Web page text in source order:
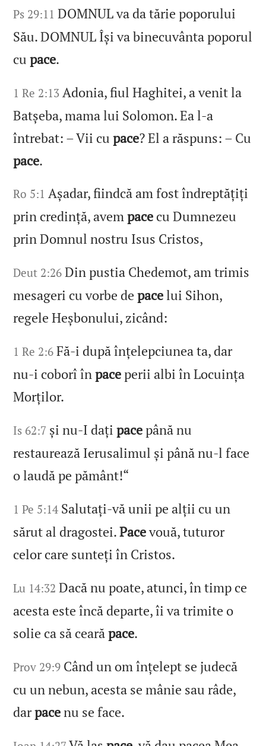
Ps 29:11 DOMNUL va da tărie poporului
Său. DOMNUL Își va binecuvânta poporul
cupace.
1 Re 2:13 Adonia, fiul Haghitei, a venit la
Batșeba, mama lui Solomon. Ea l‑a
întrebat: – Vii cupace? El a răspuns: – Cu
pace.
Ro 5:1 Așadar, fiindcă am fost îndreptățiți
prin credință, avempace cu Dumnezeu
prin Domnul nostru Isus Cristos,
Deut 2:26 Din pustia Chedemot, am trimis
mesageri cu vorbe depacelui Sihon,
regele Heșbonului, zicând:
1 Re 2:6 Fă‑i după înțelepciunea ta, dar
nu‑i coborî înpaceperii albi în Locuința
Morților.
Is 62:7 și nu‑I dațipacepână nu
restaurează Ierusalimul și până nu‑l face
o laudă pe pământ!“
1 Pe 5:14 Salutați‑vă unii pe alții cu un
sărut al dragostei.Pacevouă, tuturor
celor care sunteți în Cristos.
Lu 14:32 Dacă nu poate, atunci, în timp ce
acesta este încă departe, îi va trimite o
solie ca să cearăpace.
Prov 29:9 Când un om înțelept se judecă
cu un nebun, acesta se mânie sau râde,
darpacenu se face.